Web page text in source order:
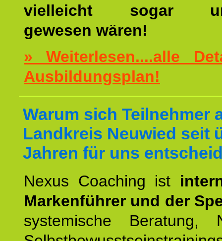
vielleicht sogar
gewesen wären!
» Weiterlesen....alle
Ausbildungsplan!
Warum sich Teilnehmer
Landkreis Neuwied seit
Jahren für uns
Nexus Coaching ist
Markenführer und der
systemische Beratung,